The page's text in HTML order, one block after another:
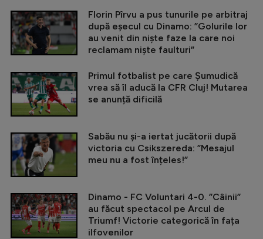
Florin Pîrvu a pus tunurile pe arbitraj
după eșecul cu Dinamo: ”Golurile lor
au venit din niște faze la care noi
reclamam niște faulturi”
Primul fotbalist pe care Șumudică
vrea să îl aducă la CFR Cluj! Mutarea
se anunță dificilă
Sabău nu și-a iertat jucătorii după
victoria cu Csikszereda: ”Mesajul
meu nu a fost înțeles!”
Dinamo - FC Voluntari 4-0. ”Câinii”
au făcut spectacol pe Arcul de
Triumf! Victorie categorică în fața
ilfovenilor